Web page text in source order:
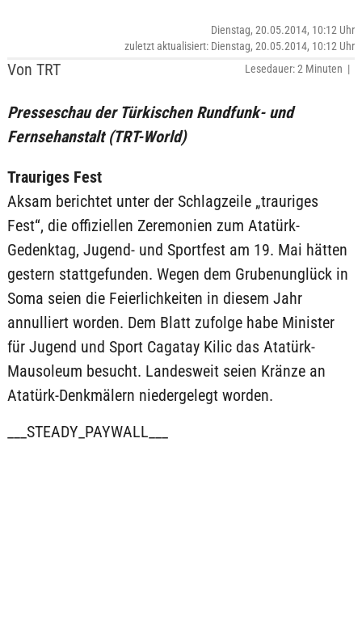
Von TRT
Dienstag, 20.05.2014, 10:12 Uhr
zuletzt aktualisiert: Dienstag, 20.05.2014, 10:12 Uhr
Lesedauer: 2 Minuten |
Presseschau der Türkischen Rundfunk- und
Fernsehanstalt (TRT-World)
Trauriges Fest
Aksam berichtet unter der Schlagzeile „trauriges
Fest“, die offiziellen Zeremonien zum Atatürk-
Gedenktag, Jugend- und Sportfest am 19. Mai hätten
gestern stattgefunden. Wegen dem Grubenunglück in
Soma seien die Feierlichkeiten in diesem Jahr
annulliert worden. Dem Blatt zufolge habe Minister
für Jugend und Sport Cagatay Kilic das Atatürk-
Mausoleum besucht. Landesweit seien Kränze an
Atatürk-Denkmälern niedergelegt worden.
___STEADY_PAYWALL___